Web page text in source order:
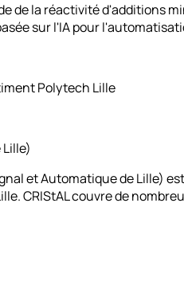
de la réactivité d'additions
sur l'IA pour
Polytech Lille
et Automatique de Lille)
CRIStAL couvre de